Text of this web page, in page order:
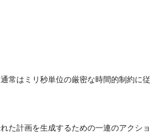
常はミリ秒単位の厳密な時間的制約に従
た計画を生成するための一連のアクショ